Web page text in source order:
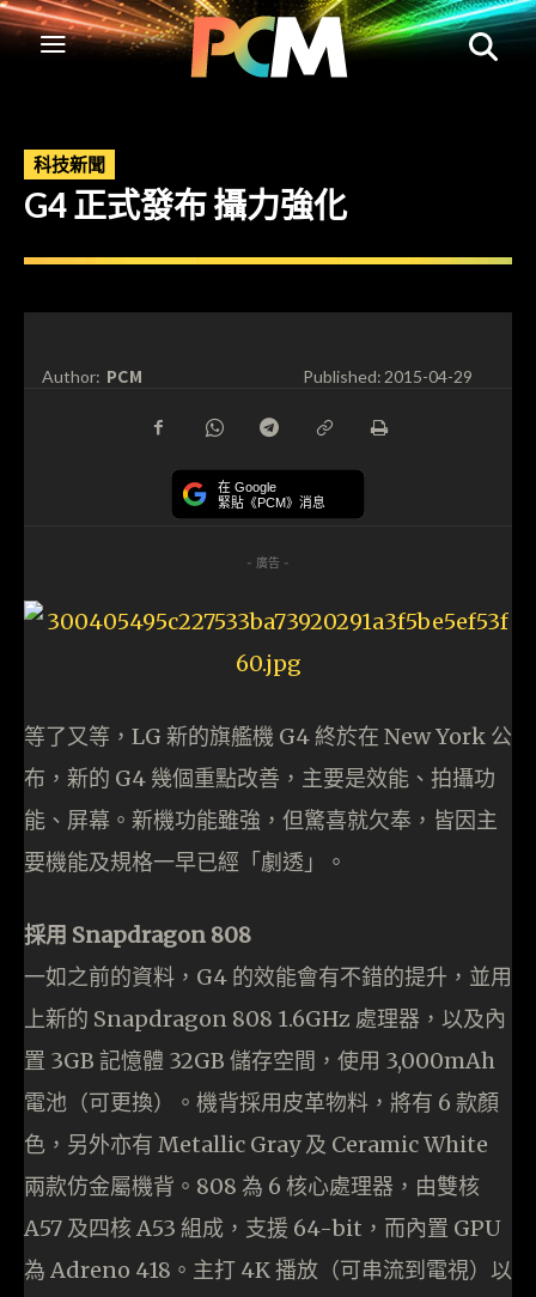
科技新聞
G4 正式發布 攝力強化
Author: PCM Published:2015-04-29
在 Google
緊貼《PCM》消息
- 廣告 -
等了又等，LG 新的旗艦機 G4 終於在 New York 公
布，新的 G4 幾個重點改善，主要是效能、拍攝功
能、屏幕。新機功能雖強，但驚喜就欠奉，皆因主
要機能及規格一早已經「劇透」。
採用 Snapdragon 808
一如之前的資料，G4 的效能會有不錯的提升，並用
上新的 Snapdragon 808 1.6GHz 處理器，以及內
置 3GB 記憶體 32GB 儲存空間，使用 3,000mAh
電池（可更換）。機背採用皮革物料，將有 6 款顏
色，另外亦有 Metallic Gray 及 Ceramic White
兩款仿金屬機背。808 為 6 核心處理器，由雙核
A57 及四核 A53 組成，支援 64-bit，而內置 GPU
為 Adreno 418。主打 4K 播放（可串流到電視）以